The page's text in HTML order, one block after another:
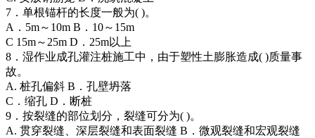
7．单根锚杆的长度一般为( )。
A．5m～10m B．10～15m
C 15m～25m D．25m以上
8．湿作业成孔灌注桩施工中，由于塑性土膨胀造成( )质量事
故。
A. 桩孔偏斜 B．孔壁坍落
C．缩孔 D．断桩
9．按裂缝的部位划分，裂缝可分为( )。
A. 贯穿裂缝、深层裂缝和表面裂缝 B．微观裂缝和宏观裂缝